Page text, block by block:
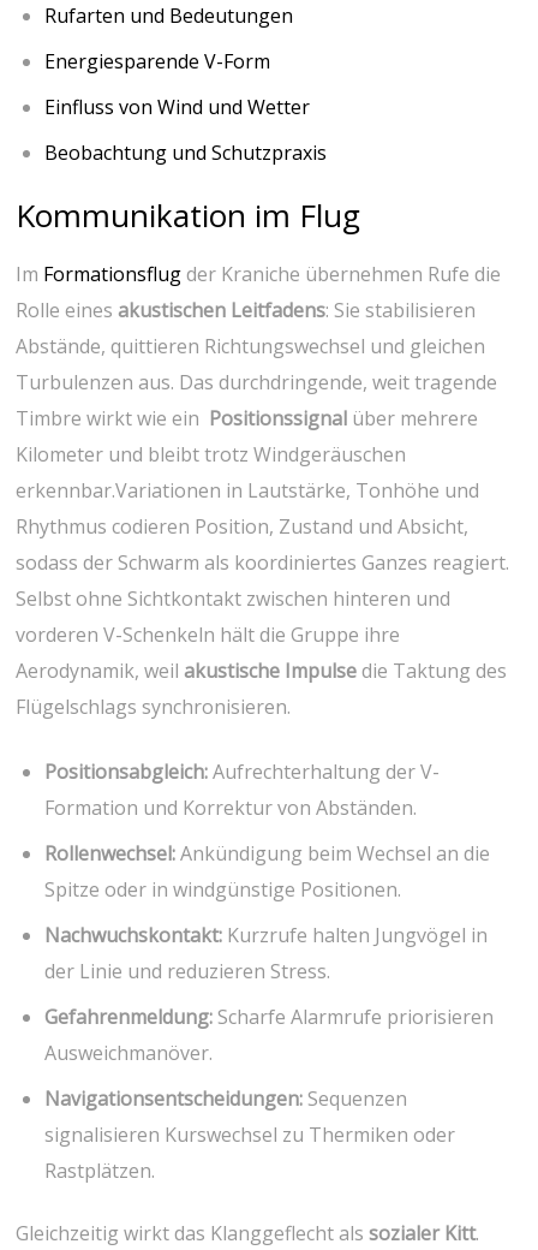
Rufarten und Bedeutungen
Energiesparende V-Form
Einfluss von Wind⁢ und ⁤Wetter
Beobachtung und Schutzpraxis
Kommunikation im Flug
Im Formationsflugder Kraniche‌ übernehmen Rufe⁤ die
Rolle ​einesakustischen ⁢Leitfadens: Sie stabilisieren
Abstände, quittieren Richtungswechsel und gleichen
Turbulenzen aus. Das durchdringende, weit tragende
Timbre wirkt wie ein ⁣ Positionssignal ‍über mehrere
Kilometer⁢ und bleibt trotz Windgeräuschen
⁤erkennbar.Variationen in Lautstärke, Tonhöhe und⁣
Rhythmus codieren ⁤Position, Zustand und Absicht,
sodass der Schwarm als koordiniertes Ganzes reagiert.
Selbst‍ ohne Sichtkontakt zwischen hinteren und
vorderen V-Schenkeln hält die⁢ Gruppe ihre
Aerodynamik, weil⁤akustische‌ Impulsedie​ Taktung des
Flügelschlags⁢ synchronisieren.
Positionsabgleich:Aufrechterhaltung der​ V-
Formation ‍und Korrektur von Abständen.
Rollenwechsel:Ankündigung beim Wechsel an die
Spitze⁢ oder in windgünstige Positionen.
Nachwuchskontakt: Kurzrufe halten ⁣Jungvögel in
der Linie und reduzieren Stress.
Gefahrenmeldung: Scharfe Alarmrufe priorisieren
Ausweichmanöver.
Navigationsentscheidungen: Sequenzen
signalisieren Kurswechsel zu Thermiken ‌oder
Rastplätzen.
Gleichzeitig wirkt das Klanggeflecht alssozialer Kitt.